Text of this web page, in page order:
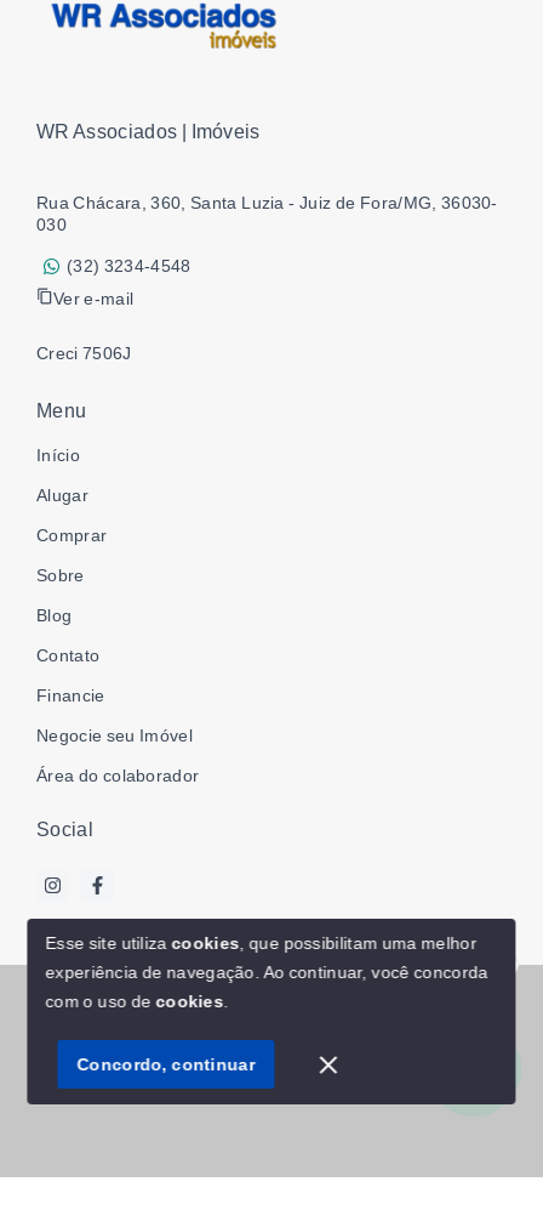
Olá! Estamos disponíveis para te ajudar.
WR Associados | Imóveis
Rua Chácara, 360, Santa Luzia - Juiz de Fora/MG, 36030-
030
(32) 3234-4548
Ver e-mail
Creci 7506J
Menu
Início
Alugar
Comprar
Sobre
Blog
Contato
Financie
Negocie seu Imóvel
Área do colaborador
Social
© Copyright 2026 - WR Associados | Imóveis - Todos os
SITE PARA IMOBILIARIA
Esse site utilizacookies , que possibilitam uma melhor
experiência de navegação. Ao continuar, você concorda
com o uso decookies
Concordo, continuar